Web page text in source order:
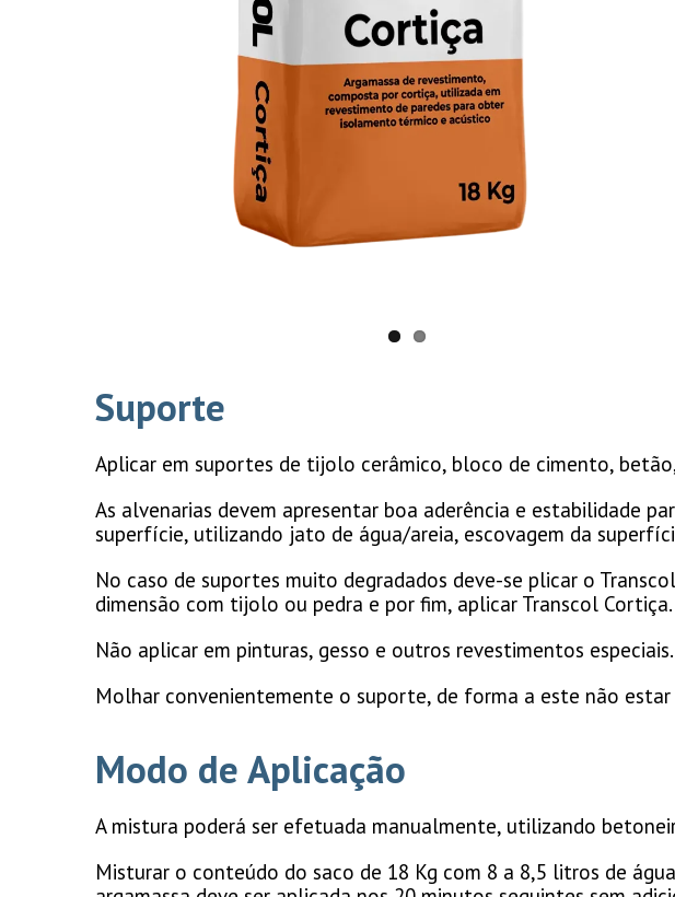
Suporte
Aplicar em suportes de tijolo cerâmico, bloco de cimento,
As alvenarias devem apresentar boa aderência e estabilidade
superfície, utilizando jato de água/areia, escovagem da
No caso de suportes muito degradados deve-se plicar o
dimensão com tijolo ou pedra e por fim, aplicar Transcol Cortiça.
Não aplicar em pinturas, gesso e outros revestimentos especiais.
Molhar convenientemente o suporte, de forma a este não estar
Modo de Aplicação
A mistura poderá ser efetuada manualmente, utilizando
Misturar o conteúdo do saco de 18 Kg com 8 a 8,5 litros de